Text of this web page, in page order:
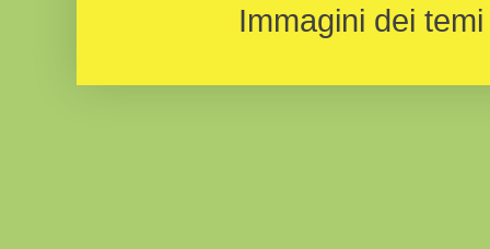
Immagini dei